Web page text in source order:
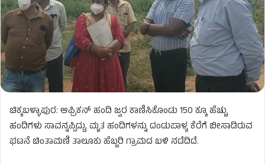
ಚಿಕ್ಕಬಳ್ಳಾಪುರ: ಆಫ್ರಿಕನ್ ಹಂದಿ ಜ್ವರ ಕಾಣಿಸಿಕೊಂಡು 150 ಕ್ಕೂ ಹೆಚ್ಚು
ಹಂದಿಗಳು ಸಾವನ್ನಪ್ಪಿದ್ದು, ಮೃತ ಹಂದಿಗಳನ್ನು ದಂಡುಪಾಳ್ಯ ಕೆರೆಗೆ ಬೀಸಾಡಿರುವ
ಘಟನೆ ಚಿಂತಾಮಣಿ ತಾಲೂಕು ಹೆಬ್ಬರಿ ಗ್ರಾಮದ ಬಳಿ ನಡೆದಿದೆ.